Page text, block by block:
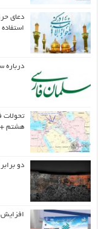
دعای
استفاده
درباره
تحولات
هشتم +
دو
افزایش